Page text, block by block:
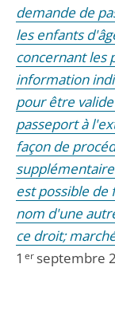
demande de
les enfants
concernant les
information
pour être
passeport à
façon de
est possible de
nom d'une
ce droit;
1 erseptembre